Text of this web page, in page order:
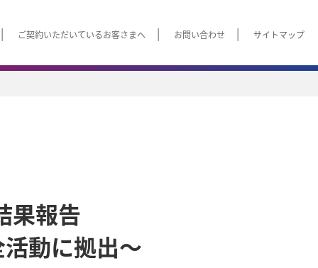
ご契約いただいているお客さまへ お問い合わせ サイトマップ
果報告
動に拠出～